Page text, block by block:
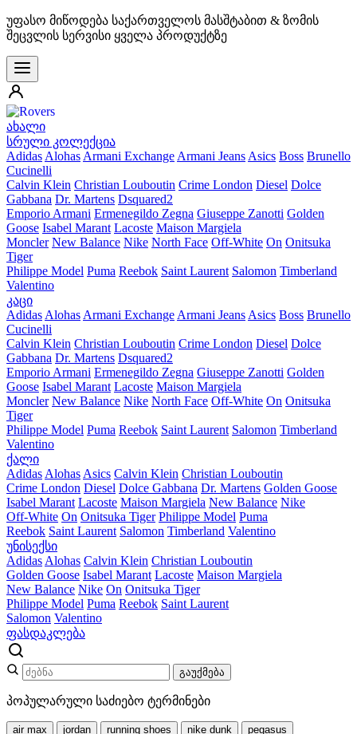
უფასო მიწოდება საქართველოს მასშტაბით & ზომის
შეცვლის სერვისი ყველა პროდუქტზე
ახალი
სრული კოლექცია
Adidas Alohas Armani Exchange Armani Jeans Asics Boss Brunello
Cucinelli
Calvin Klein Christian Louboutin Crime London Diesel Dolce
Gabbana Dr. Martens Dsquared2
Emporio Armani Ermenegildo Zegna Giuseppe Zanotti Golden
Goose Isabel Marant Lacoste Maison Margiela
Moncler New Balance Nike North Face Off-White On Onitsuka
Tiger
Philippe Model Puma Reebok Saint Laurent Salomon Timberland
Valentino
კაცი
Adidas Alohas Armani Exchange Armani Jeans Asics Boss Brunello
Cucinelli
Calvin Klein Christian Louboutin Crime London Diesel Dolce
Gabbana Dr. Martens Dsquared2
Emporio Armani Ermenegildo Zegna Giuseppe Zanotti Golden
Goose Isabel Marant Lacoste Maison Margiela
Moncler New Balance Nike North Face Off-White On Onitsuka
Tiger
Philippe Model Puma Reebok Saint Laurent Salomon Timberland
Valentino
ქალი
Adidas Alohas Asics Calvin Klein Christian Louboutin
Crime London Diesel Dolce Gabbana Dr. Martens Golden Goose
Isabel Marant Lacoste Maison Margiela New Balance Nike
Off-White On Onitsuka Tiger Philippe Model Puma
Reebok Saint Laurent Salomon Timberland Valentino
უნისექსი
Adidas Alohas Calvin Klein Christian Louboutin
Golden Goose Isabel Marant Lacoste Maison Margiela
New Balance Nike On Onitsuka Tiger
Philippe Model Puma Reebok Saint Laurent
Salomon Valentino
ფასდაკლება
გაუქმება
პოპულარული საძიებო ტერმინები
air max jordan running shoes nike dunk
pegasus